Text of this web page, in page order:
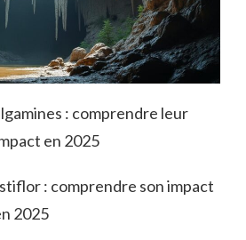
: comprendre leur
en 2025
: comprendre son impact
2025